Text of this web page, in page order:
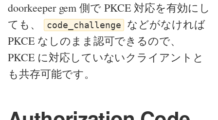
doorkeeper gem 側で PKCE 対応を有効にし
ても、
code_challenge
などがなければ
PKCE なしのまま認可できるので、
PKCE に対応していないクライアントと
も共存可能です。